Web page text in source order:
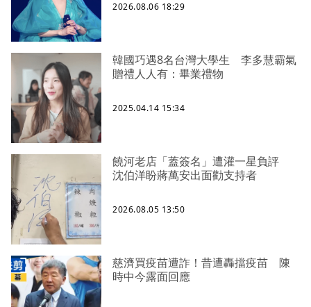
2026.08.06 18:29
韓國巧遇8名台灣大學生 李多慧霸氣
贈禮人人有：畢業禮物
2025.04.14 15:34
饒河老店「蓋簽名」遭灌一星負評
沈伯洋盼蔣萬安出面勸支持者
2026.08.05 13:50
慈濟買疫苗遭詐！昔遭轟擋疫苗 陳
時中今露面回應